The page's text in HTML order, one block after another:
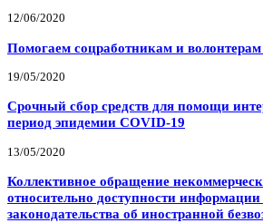
12/06/2020
Помогаем соцработникам и
19/05/2020
Срочный сбор средств для помощи
период эпидемии COVID-19
13/05/2020
Коллективное обращение
относительно доступности
законодательства об иностранной